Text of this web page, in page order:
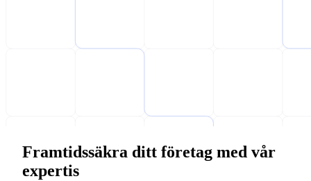
Framtidssäkra ditt företag med vår
expertis